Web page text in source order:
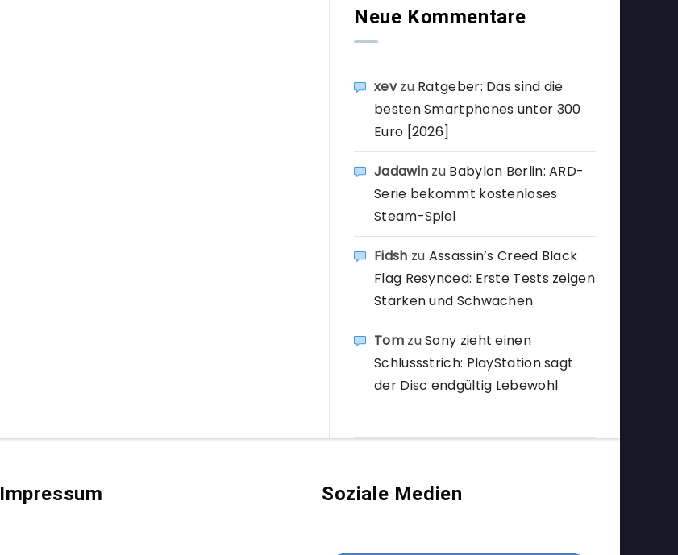
Neue Kommentare
xevzu Ratgeber: Das sind die
besten Smartphones unter 300
Euro [2026]
Jadawin zu Babylon Berlin: ARD-
Serie bekommt kostenloses
Steam-Spiel
Fidsh zu Assassin’s Creed Black
Flag Resynced: Erste Tests zeigen
Stärken und Schwächen
TomzuSony zieht einen
Schlussstrich: PlayStation sagt
der Disc endgültig Lebewohl
Impressum Soziale Medien